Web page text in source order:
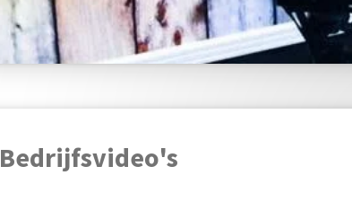
Bedrijfsvideo's